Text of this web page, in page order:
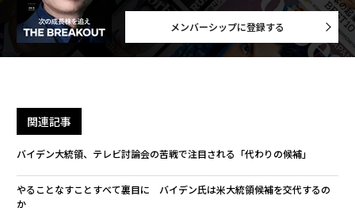
メンバーシップに登録する
関連記事
バイデン大統領、テレビ討論会の苦戦で注目される「代わりの候補」
やることなすことすべて裏目に バイデン氏は米大統領候補を交代するの
か